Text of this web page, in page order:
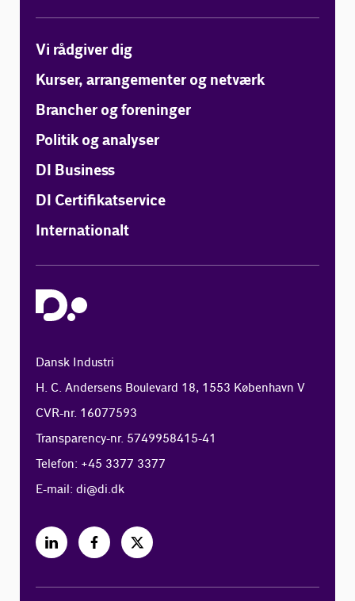
Vi rådgiver dig
Kurser, arrangementer og netværk
Brancher og foreninger
Politik og analyser
DI Business
DI Certifikatservice
Internationalt
Dansk Industri
H. C. Andersens Boulevard 18, 1553 København V
CVR-nr. 16077593
Transparency-nr. 5749958415-41
Telefon: +45 3377 3377
E-mail:di@di.dk